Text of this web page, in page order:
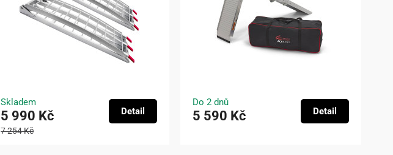
Skladem
5 990 Kč
7 254 Kč
Detail
Do 2 dnů
5 590 Kč Detail